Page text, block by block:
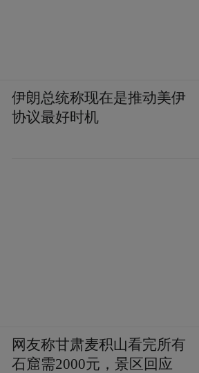
伊朗总统称现在是推动美伊
协议最好时机
网友称甘肃麦积山看完所有
石窟需2000元，景区回应